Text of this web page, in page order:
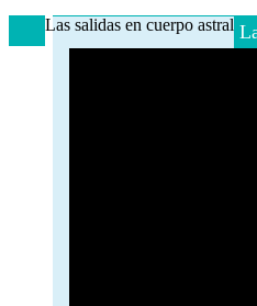
Las salidas en cuerpo astral